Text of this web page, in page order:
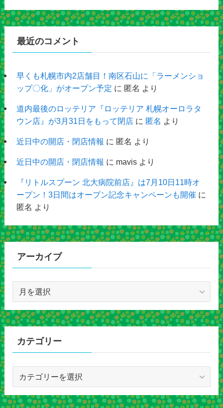
最近のコメント
早くも札幌市内2店舗目！南区石山に「ラーメンショ
ップ〇化」がオープン予定 に 匿名 より
道内最後のロッテリア『ロッテリア 札幌オーロラタ
ウン店』が3月31日をもって閉店に 匿名 より
近日中の開店・閉店情報 に 匿名 より
近日中の開店・閉店情報 に mavisより
『リトルスプーン 北大病院前店』は7月10日11時オ
ープン！3日間はオープン記念キャンペーンも開催 に
匿名 より
アーカイブ
カ
イ
カテゴリー
ゴ